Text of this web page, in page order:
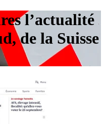
l’actualité
de la Suisse